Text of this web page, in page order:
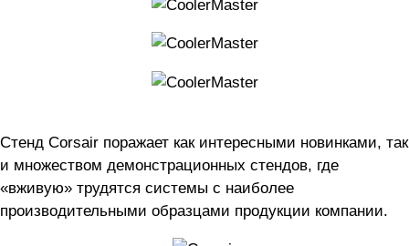
Стенд Corsair поражает как интересными новинками, так
и множеством демонстрационных стендов, где
«вживую» трудятся системы с наиболее
производительными образцами продукции компании.